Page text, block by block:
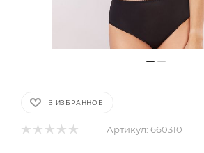
В ИЗБРАННОЕ
Артикул: 660310